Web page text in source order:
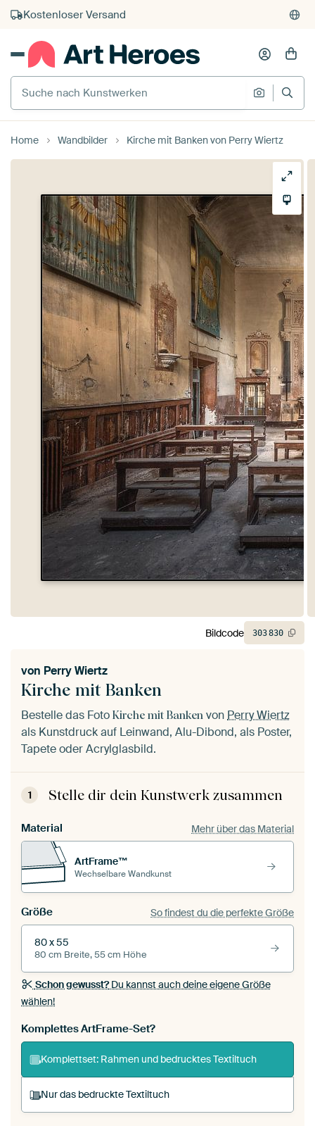
Kauf auf Rechnung
Individueller Druck auf Bestellung
Suche nach Kunstwerken
Suche
Home Wandbilder Kirche mit Banken von Perry Wiertz
Kirche mit Banken
von Perry Wiertz
Bestelle das Foto Kirche mit Banken vonPerry Wiertz
als Kunstdruck auf Leinwand, Alu-Dibond, als Poster,
Tapete oder Acrylglasbild.
1 Stelle dir dein Kunstwerk zusammen
Material Mehr über das Material
ArtFrame™
Wechselbare Wandkunst
Größe So findest du die perfekte Größe
80 x 55
80 cm Breite, 55 cm Höhe
Schon gewusst?Du kannst auch deine eigene Größe
wählen!
Komplettes ArtFrame-Set?
Komplettset: Rahmen und bedrucktes Textiltuch
Nur das bedruckte Textiltuch
Bildcode 303830